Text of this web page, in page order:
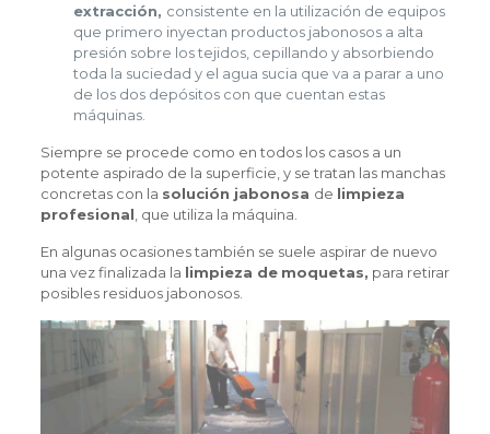
extracción, consistente en la utilización de equipos
que primero inyectan productos jabonosos a alta
presión sobre los tejidos, cepillando y absorbiendo
toda la suciedad y el agua sucia que va a parar a uno
de los dos depósitos con que cuentan estas
máquinas.
Siempre se procede como en todos los casos a un
potente aspirado de la superficie, y se tratan las manchas
concretas con la solución jabonosa de limpieza
profesional , que utiliza la máquina.
En algunas ocasiones también se suele aspirar de nuevo
una vez finalizada la limpieza de moquetas, para retirar
posibles residuos jabonosos.